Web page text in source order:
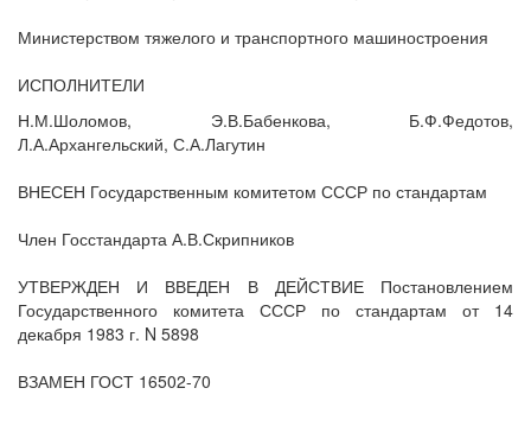
Министерством тяжелого и транспортного машиностроения
ИСПОЛНИТЕЛИ
Н.М.Шоломов, Э.В.Бабенкова, Б.Ф.Федотов,
Л.А.Архангельский, С.А.Лагутин
ВНЕСЕН Государственным комитетом СССР по стандартам
Член Госстандарта А.В.Скрипников
УТВЕРЖДЕН И ВВЕДЕН В ДЕЙСТВИЕ Постановлением
Государственного комитета СССР по стандартам от 14
декабря 1983 г. N 5898
ВЗАМЕН ГОСТ 16502-70